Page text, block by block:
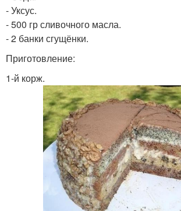
- Уксус.
- 500 гр сливочного масла.
- 2 банки сгущёнки.
Приготовление:
1-й корж.